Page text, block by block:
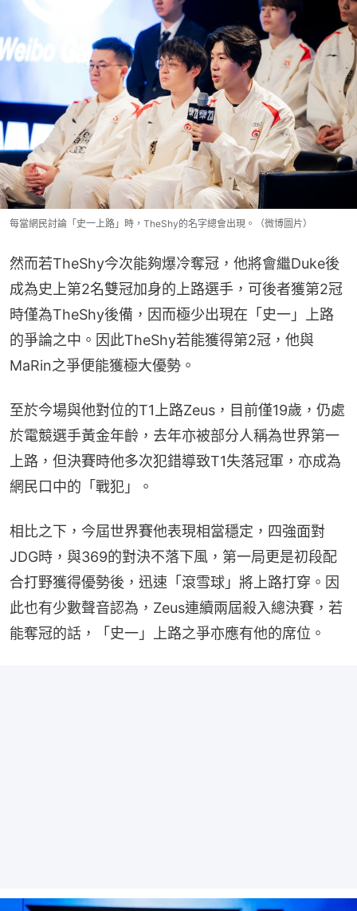
每當網民討論「史一上路」時，TheShy的名字總會出現。（微博圖片）
然而若TheShy今次能夠爆冷奪冠，他將會繼Duke後
成為史上第2名雙冠加身的上路選手，可後者獲第2冠
時僅為TheShy後備，因而極少出現在「史一」上路
的爭論之中。因此TheShy若能獲得第2冠，他與
MaRin之爭便能獲極大優勢。
至於今場與他對位的T1上路Zeus，目前僅19歲，仍處
於電競選手黃金年齡，去年亦被部分人稱為世界第一
上路，但決賽時他多次犯錯導致T1失落冠軍，亦成為
網民口中的「戰犯」。
相比之下，今屆世界賽他表現相當穩定，四強面對
JDG時，與369的對決不落下風，第一局更是初段配
合打野獲得優勢後，迅速「滾雪球」將上路打穿。因
此也有少數聲音認為，Zeus連續兩屆殺入總決賽，若
能奪冠的話，「史一」上路之爭亦應有他的席位。